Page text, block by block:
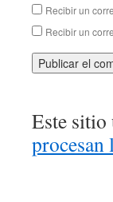
Recibir un
Recibir un
Este
procesan